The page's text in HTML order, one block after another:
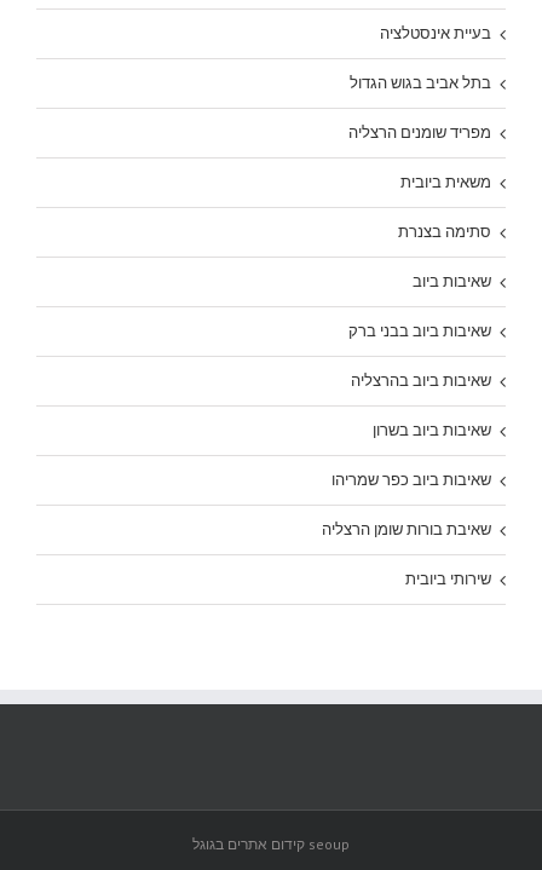
בעיית אינסטלציה
בתל אביב בגוש הגדול
מפריד שומנים הרצליה
משאית ביובית
סתימה בצנרת
שאיבות ביוב
שאיבות ביוב בבני ברק
שאיבות ביוב בהרצליה
שאיבות ביוב בשרון
שאיבות ביוב כפר שמריהו
שאיבת בורות שומן הרצליה
שירותי ביובית
seoup קידום אתרים בגוגל